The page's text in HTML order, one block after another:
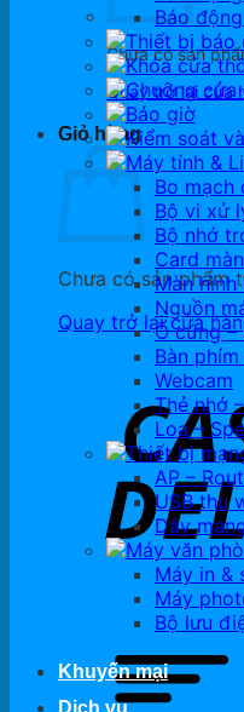
Chưa có sản
Quay trở lại cửa
Giỏ hàng
Chưa có sản phẩm
Quay trở lại cửa
Báo
Thiết bị báo
Khóa cửa
Chuông cửa
Báo giờ
Kiểm soát
Máy tính &
Bo mạch
Bộ vi xử
Bộ nhớ
Card
Màn
Nguồn
Ổ cứng –
Bàn
Webcam
Thẻ nhớ
Loa –
Thiết bị
AP –
USB thu
Dây
Máy văn
Máy in &
Máy
Bộ lưu
Khuyến mại
Dịch vụ